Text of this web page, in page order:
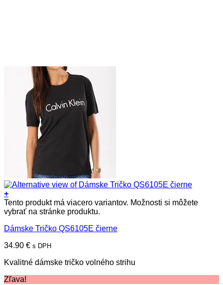
+
Tento produkt má viacero variantov. Možnosti si môžete
vybrať na stránke produktu.
Dámske Tričko QS6105E čierne
34.90 € s DPH
Kvalitné dámske tričko volného strihu
Zľava!